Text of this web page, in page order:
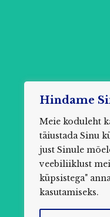
Hindame
Meie koduleht
täiustada Sinu
just Sinule
veebiliiklust
küpsistega"
kasutamiseks.